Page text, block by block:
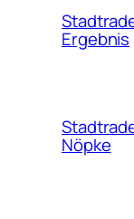
Ergebnis
Nöpke